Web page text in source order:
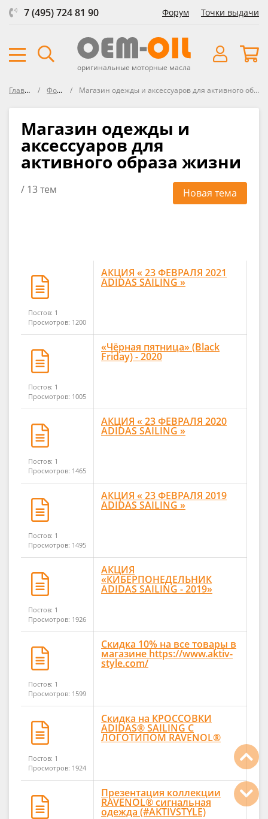
7 (495) 724 81 90 Форум Точки выдачи
оригинальные моторные масла
Главная Форум Магазин одежды и аксессуаров для активного образа жизни
Магазин одежды и
аксессуаров для
активного образа жизни
/ 13 тем Новая тема
Постов: 1
Просмотров: 1200
АКЦИЯ « 23 ФЕВРАЛЯ 2021
ADIDAS SAILING »
Постов: 1
Просмотров: 1005
«Чёрная пятница» (Black
Friday) - 2020
Постов: 1
Просмотров: 1465
АКЦИЯ « 23 ФЕВРАЛЯ 2020
ADIDAS SAILING »
Постов: 1
Просмотров: 1495
АКЦИЯ « 23 ФЕВРАЛЯ 2019
ADIDAS SAILING »
Постов: 1
Просмотров: 1926
АКЦИЯ
«КИБЕРПОНЕДЕЛЬНИК
ADIDAS SAILING - 2019»
Постов: 1
Просмотров: 1599
Скидка 10% на все товары в
магазине https://www.aktiv-
style.com/
Постов: 1
Просмотров: 1924
Скидка на КРОССОВКИ
ADIDAS® SAILING С
ЛОГОТИПОМ RAVENOL®
Презентация коллекции
RAVENOL® сигнальная
одежда (#AKTIVSTYLE)